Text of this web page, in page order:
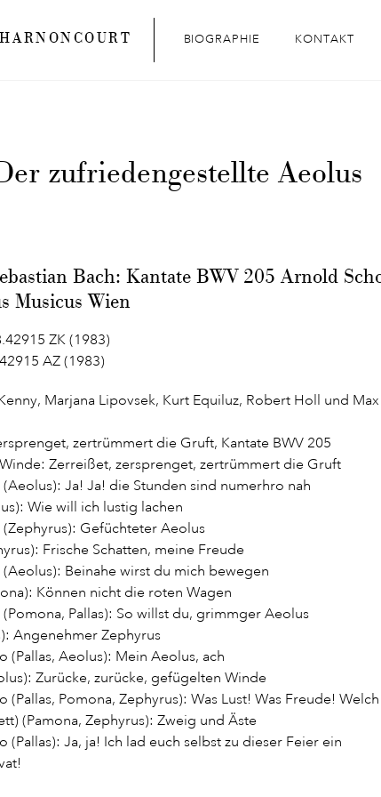
BIOGRAPHIE KONTAKT
zufriedengestellte Aeolus
Bach: Kantate BWV 205 Arnold
Musicus Wien
ZK (1983)
AZ (1983)
Marjana Lipovsek, Kurt Equiluz, Robert Holl und
zertrümmert die Gruft, Kantate BWV 205
Zerreißet, zersprenget, zertrümmert die Gruft
(Aeolus): Ja! Ja! die Stunden sind numerhro nah
Wie will ich lustig lachen
(Zephyrus): Gefüchteter Aeolus
Frische Schatten, meine Freude
(Aeolus): Beinahe wirst du mich bewegen
Können nicht die roten Wagen
(Pomona, Pallas): So willst du, grimmger Aeolus
Angenehmer Zephyrus
(Pallas, Aeolus): Mein Aeolus, ach
Zurücke, zurücke, gefügelten Winde
(Pallas, Pomona, Zephyrus): Was Lust! Was Freude!
(Pamona, Zephyrus): Zweig und Äste
(Pallas): Ja, ja! Ich lad euch selbst zu dieser Feier ein